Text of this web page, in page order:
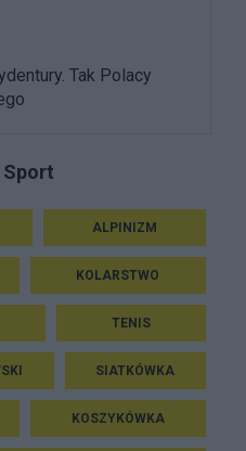
Tak Polacy
Sport
ALPINIZM
KOLARSTWO
TENIS
SIATKÓWKA
KOSZYKÓWKA